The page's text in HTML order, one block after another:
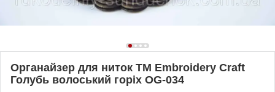
Органайзер для ниток ТМ Embroidery Craft
Голубь волоський горіх OG-034